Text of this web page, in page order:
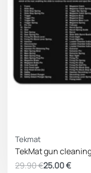
Tekmat
TekMat gun
29.90€25.00€